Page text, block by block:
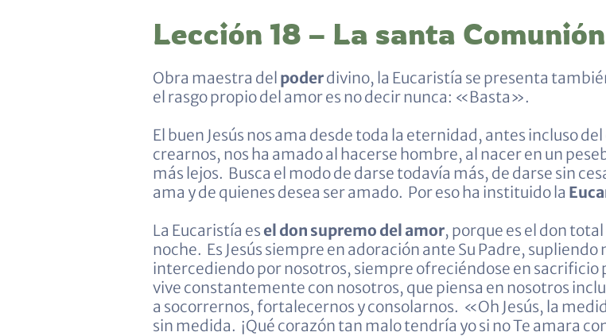
Lección 18 – La santa Comunión
Obra maestra del poderdivino, la Eucaristía se presenta
el rasgo propio del amor es no decir nunca: «Basta».
El buen Jesús nos ama desde toda la eternidad, antes incluso
crearnos, nos ha amado al hacerse hombre, al nacer en un
más lejos. Busca el modo de darse todavía más, de darse sin
ama y de quienes desea ser amado. Por eso ha instituido la
La Eucaristía es el don supremo del amor, porque es el don
noche. Es Jesús siempre en adoración ante Su Padre,
intercediendo por nosotros, siempre ofreciéndose en sacrificio
vive constantemente con nosotros, que piensa en nosotros
a socorrernos, fortalecernos y consolarnos. «Oh Jesús, la
sin medida. ¡Qué corazón tan malo tendría yo si no Te amara